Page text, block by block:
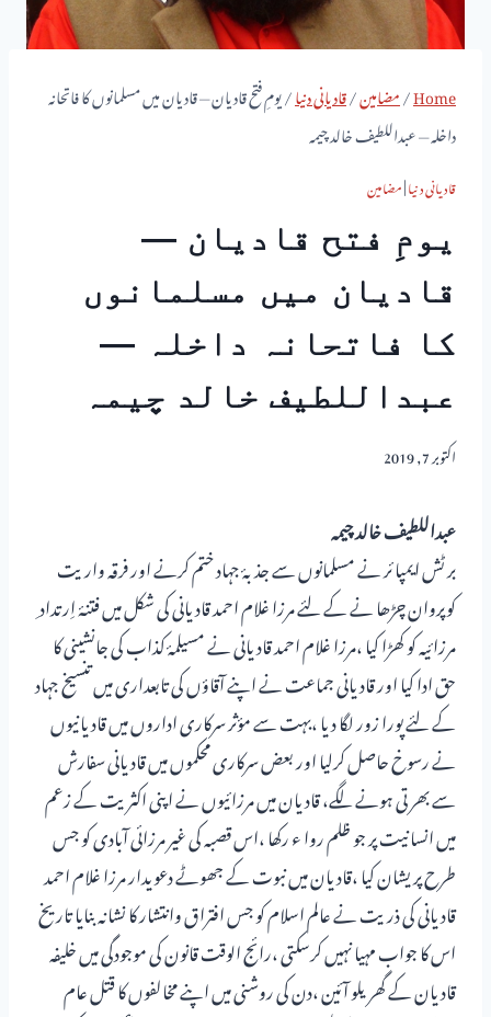
Home
/مضامین/قادیانی دنیا/یومِ فتح قادیان — قادیان میں مسلمانوں کا فاتحانہ
داخلہ — عبداللطیف خالد چیمہ
قادیانی دنیا|مضامین
یومِ فتح قادیان —
قادیان میں مسلمانوں
کا فاتحانہ داخلہ —
عبداللطیف خالد چیمہ
اکتوبر 7, 2019
عبداللطیف خالد چیمہ
بر ٹش ایمپا ئر نے مسلمانوں سے جذبۂ جہاد ختم کرنے اور فرقہ واریت
کوپروان چڑھا نے کے لئے مرزا غلام احمد قادیانی کی شکل میں فتنۂ اِرتداد ِ
مرزائیہ کو کھڑا کیا ،مرزا غلام احمد قادیانی نے مسیلمۂ کذاب کی جانشینی کا
حق ادا کیا اور قادیانی جماعت نے اپنے آقاؤں کی تابعداری میں تنسیخ جہاد
کے لئے پورا زور لگا دیا ،بہت سے مؤثر سرکاری اداروں میں قادیانیوں
نے رسوخ حاصل کرلیا اور بعض سرکاری محکموں میں قادیانی سفارش
سے بھر تی ہونے لگے، قادیان میں مرزائیوں نے اپنی اکثریت کے زعم
میں انسانیت پر جو ظلم روا ء رکھا ،اس قصبہ کی غیر مرزائی آبادی کو جس
طرح پریشان کیا ،قادیان میں نبوت کے جھوٹے دعویدار مرزا غلام احمد
قادیانی کی ذریت نے عالم اسلام کو جس افتراق وانتشار کا نشانہ بنایا تاریخ
اس کا جواب مہیا نہیں کرسکتی ،رائج الوقت قانون کی موجودگی میں خلیفہ
قادیان کے گھریلو آئین ،دن کی روشنی میں اپنے مخالفوں کا قتل عام